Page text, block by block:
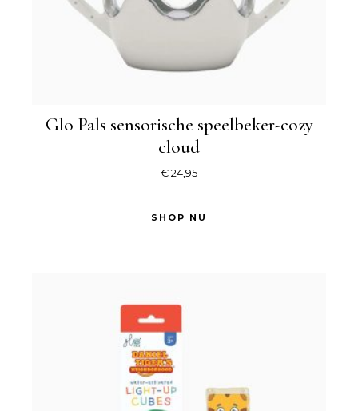
Glo Pals sensorische speelbeker-cozy
cloud
€24,95
SHOP NU